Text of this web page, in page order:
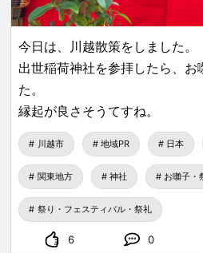
今日は、川越散策をしました。
出世稲荷神社を参拝したら、お
た。
縁起が良さそうてすね。
川越市 地域PR 日本
関東地方 神社 お囃子・
祭り・フェスティバル・祭礼
6 0